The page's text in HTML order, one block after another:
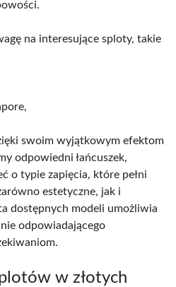
na interesujące sploty, takie
swoim wyjątkowym efektom
odpowiedni łańcuszek,
o typie zapięcia, które pełni
estetyczne, jak i
dostępnych modeli umożliwia
odpowiadającego
w złotych